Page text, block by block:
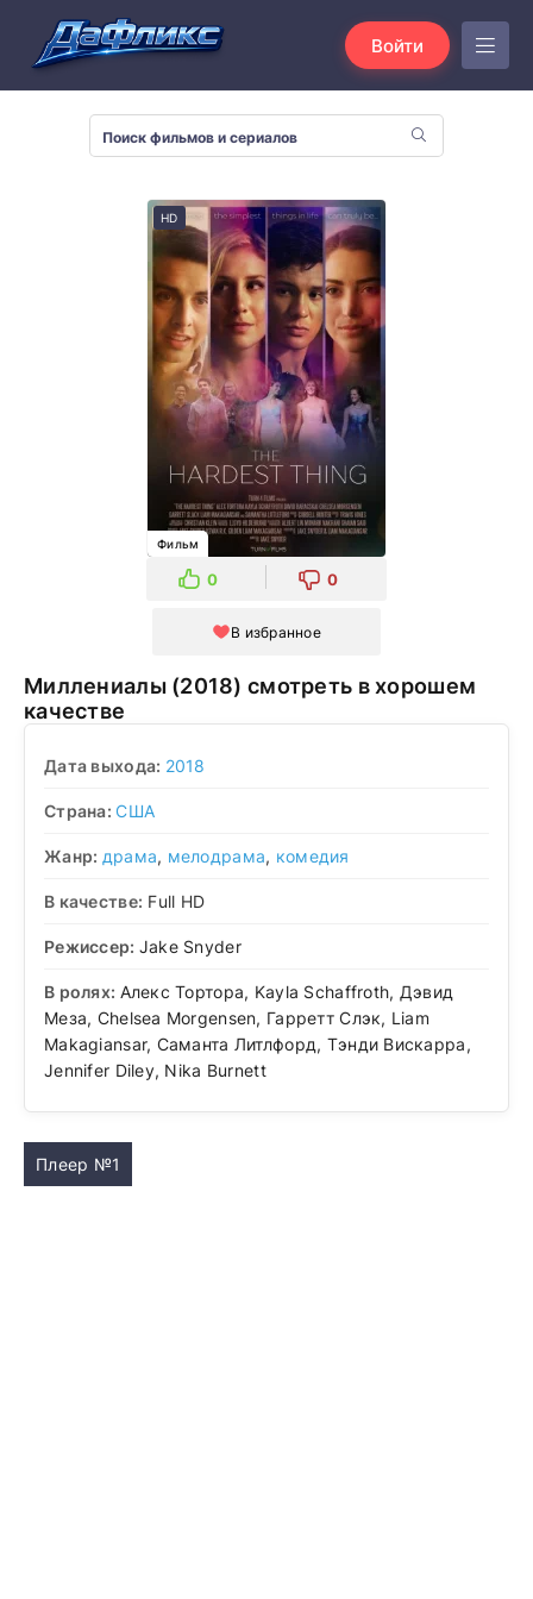
Войти
HD
Фильм
0 0
В избранное
Миллениалы (2018) смотреть в хорошем
качестве
Дата выхода: 2018
Страна:США
Жанр: драма, мелодрама, комедия
В качестве: Full HD
Режиссер: Jake Snyder
В ролях: Алекс Тортора, Kayla Schaffroth, Дэвид
Меза, Chelsea Morgensen, Гарретт Слэк, Liam
Makagiansar, Саманта Литлфорд, Тэнди Вискарра,
Jennifer Diley, Nika Burnett
Плеер №1